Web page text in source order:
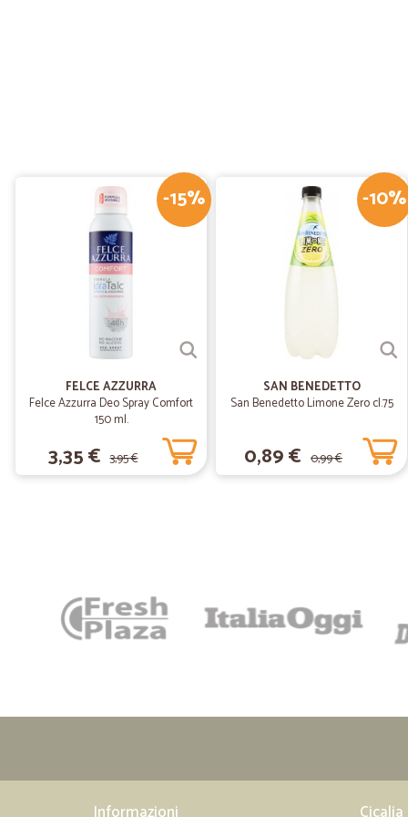
-15%
FELCE AZZURRA
Felce Azzurra Deo Spray Comfort
150 ml.
3,35 € 3,95 €
-10%
SAN BENEDETTO
San Benedetto Limone Zero cl.75
0,89 € 0,99 €